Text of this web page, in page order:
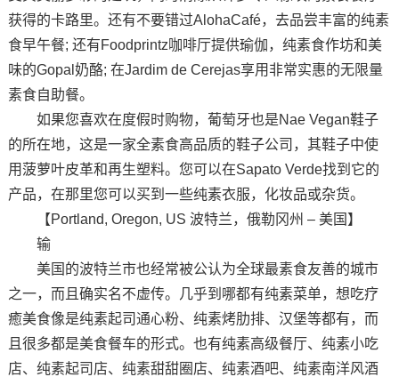
获得的卡路里。还有不要错过AlohaCafé，去品尝丰富的纯素
食早午餐; 还有Foodprintz咖啡厅提供瑜伽，纯素食作坊和美
味的Gopal奶酪; 在Jardim de Cerejas享用非常实惠的无限量
素食自助餐。
如果您喜欢在度假时购物，葡萄牙也是Nae Vegan鞋子
的所在地，这是一家全素食高品质的鞋子公司，其鞋子中使
用菠萝叶皮革和再生塑料。您可以在Sapato Verde找到它的
产品，在那里您可以买到一些纯素衣服，化妆品或杂货。
【Portland, Oregon, US 波特兰，俄勒冈州 – 美国】
输
美国的波特兰市也经常被公认为全球最素食友善的城市
之一，而且确实名不虚传。几乎到哪都有纯素菜单，想吃疗
癒美食像是纯素起司通心粉、纯素烤肋排、汉堡等都有，而
且很多都是美食餐车的形式。也有纯素高级餐厅、纯素小吃
店、纯素起司店、纯素甜甜圈店、纯素酒吧、纯素南洋风酒